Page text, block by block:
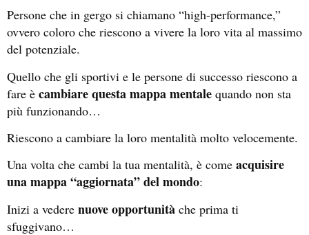
Persone che in gergo si chiamano “high-performance,”
ovvero coloro che riescono a vivere la loro vita al massimo
del potenziale.
Quello che gli sportivi e le persone di successo riescono a
fare è cambiare questa mappa mentale quando non sta
più funzionando…
Riescono a cambiare la loro mentalità molto velocemente.
Una volta che cambi la tua mentalità, è come acquisire
una mappa “aggiornata” del mondo:
Inizi a vedere nuove opportunità che prima ti
sfuggivano…